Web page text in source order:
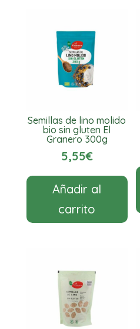
Granero
cantidad
Semillas de lino molido
bio sin gluten El
Granero 300g
5,55€
Añadir al
carrito